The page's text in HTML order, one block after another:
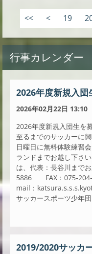
<< < 19
行事カレンダー
2026年度新規入団
2026年02月22日 13:10
2026年度新規入団生を
至るまでのサッカーに
日曜日に無料体験練習
ランドまでお越し下さ
は、代表：長谷川まで
5886 FAX：075-204-
mail：
サッカースポーツ少年
2019/2020サッカ